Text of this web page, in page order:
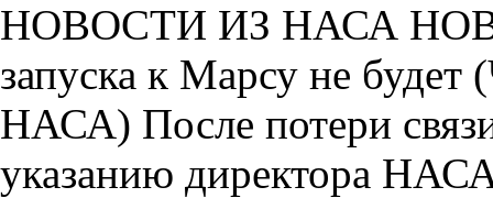
НОВОСТИ ИЗ НАСА
запуска к Марсу не будет
НАСА) После потери
указанию директора